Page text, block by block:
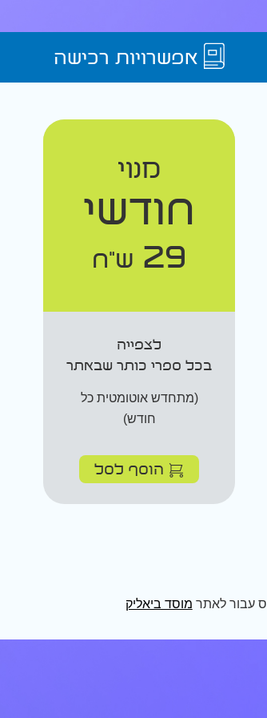
אפשרויות רכישה
מנוי
חודשי
29 ש"ח
לצפייה
בכל ספרי כותר שבאתר
(מתחדש אוטומטית כל
חודש)
הוסף לסל
עבור לאתר מוסד ביאליק